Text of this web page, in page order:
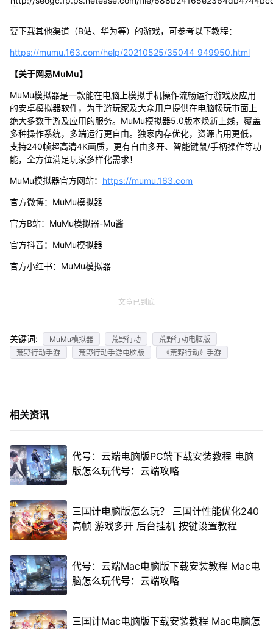
要下载其他渠道（B站、华为等）的游戏，可参考以下教程：
https://mumu.163.com/help/20210525/35044_949950.html
【关于网易MuMu】
MuMu模拟器是一款能在电脑上模拟手机操作流畅运行游戏及应用
的安卓模拟器软件，为手游玩家及大众用户提供在电脑畅玩市面上
绝大多数手游及应用的服务。MuMu模拟器5.0版本焕新上线，覆盖
多种操作系统，多端运行更自由。独家内存优化，资源占用更低，
支持240帧超高清4K画质，更有自由多开、智能键鼠/手柄操作等功
能，全方位满足玩家多样化需求！
MuMu模拟器官方网站： https://mumu.163.com
官方微博：MuMu模拟器
官方B站：MuMu模拟器-Mu酱
官方抖音：MuMu模拟器
官方小红书：MuMu模拟器
文章已到底
关键词: MuMu模拟器 荒野行动
荒野行动电脑版
荒野行动手游
荒野行动手游电脑版 《荒野行动》手游
相关资讯
代号：云端电脑版PC端下载安装教程 电脑
版怎么玩代号：云端攻略
三国计电脑版怎么玩？ 三国计性能优化240
高帧 游戏多开 后台挂机 按键设置教程
代号：云端Mac电脑版下载安装教程 Mac电
脑怎么玩代号：云端攻略
三国计Mac电脑版下载安装教程 Mac电脑怎